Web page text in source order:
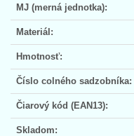
MJ (merná jednotka):
Materiál:
Hmotnosť:
Číslo colného sadzobníka:
Čiarový kód (EAN13):
Skladom: